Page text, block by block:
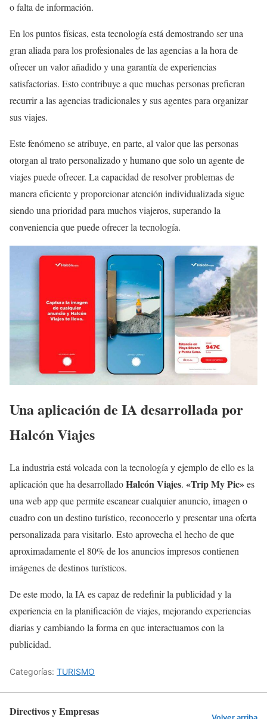
o falta de información.
En los puntos físicas, esta tecnología está demostrando ser una
gran aliada para los profesionales de las agencias a la hora de
ofrecer un valor añadido y una garantía de experiencias
satisfactorias. Esto contribuye a que muchas personas prefieran
recurrir a las agencias tradicionales y sus agentes para organizar
sus viajes.
Este fenómeno se atribuye, en parte, al valor que las personas
otorgan al trato personalizado y humano que solo un agente de
viajes puede ofrecer. La capacidad de resolver problemas de
manera eficiente y proporcionar atención individualizada sigue
siendo una prioridad para muchos viajeros, superando la
conveniencia que puede ofrecer la tecnología.
Una aplicación de IA desarrollada por
Halcón Viajes
La industria está volcada con la tecnología y ejemplo de ello es la
aplicación que ha desarrolladoHalcón Viajes. «Trip My Pic»es
una web app que permite escanear cualquier anuncio, imagen o
cuadro con un destino turístico, reconocerlo y presentar una oferta
personalizada para visitarlo. Esto aprovecha el hecho de que
aproximadamente el 80% de los anuncios impresos contienen
imágenes de destinos turísticos.
De este modo, la IA es capaz de redefinir la publicidad y la
experiencia en la planificación de viajes, mejorando experiencias
diarias y cambiando la forma en que interactuamos con la
publicidad.
Categorías: TURISMO
Directivos y Empresas